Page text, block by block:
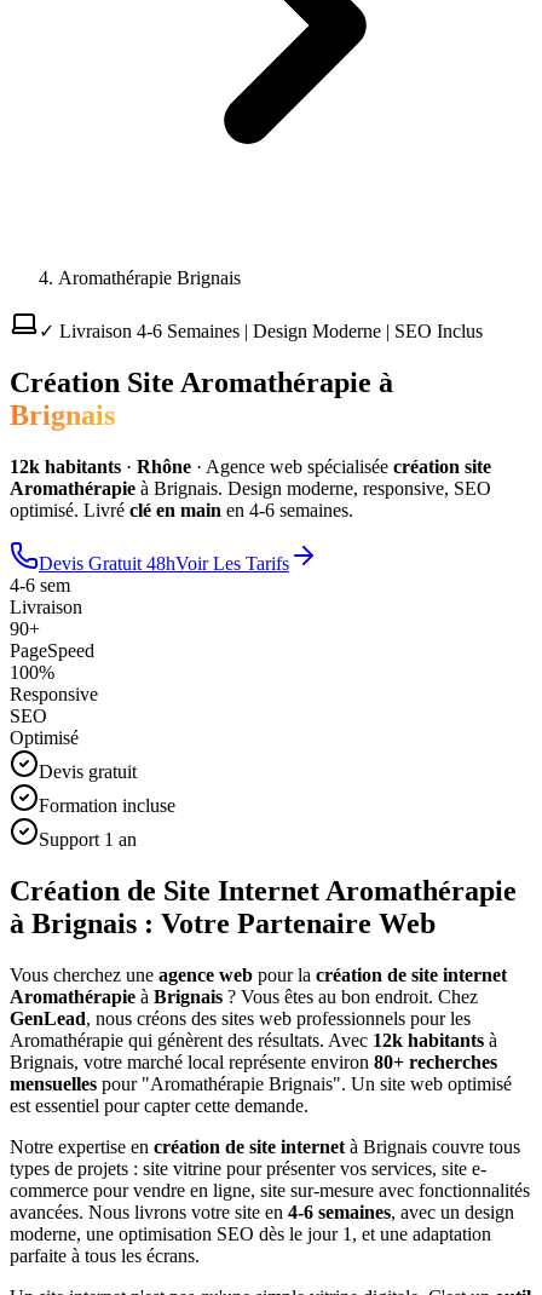
Aromathérapie Brignais
✓ Livraison 4-6 Semaines | Design Moderne | SEO Inclus
Création Site Aromathérapie à
Brignais
12k habitants · Rhône · Agence web spécialisée création site
Aromathérapie à Brignais. Design moderne, responsive, SEO
optimisé. Livré clé en main en 4-6 semaines.
Devis Gratuit 48hVoir Les Tarifs
4-6 sem
Livraison
90+
PageSpeed
100%
Responsive
SEO
Optimisé
Devis gratuit
Formation incluse
Support 1 an
Création de Site Internet Aromathérapie
à Brignais : Votre Partenaire Web
Vous cherchez une agence web pour la création de site internet
Aromathérapie à Brignais ? Vous êtes au bon endroit. Chez
GenLead, nous créons des sites web professionnels pour les
Aromathérapie qui génèrent des résultats. Avec 12k habitants à
Brignais, votre marché local représente environ 80+ recherches
mensuelles pour "Aromathérapie Brignais". Un site web optimisé
est essentiel pour capter cette demande.
Notre expertise en création de site internet à Brignais couvre tous
types de projets : site vitrine pour présenter vos services, site e-
commerce pour vendre en ligne, site sur-mesure avec fonctionnalités
avancées. Nous livrons votre site en 4-6 semaines, avec un design
moderne, une optimisation SEO dès le jour 1, et une adaptation
parfaite à tous les écrans.